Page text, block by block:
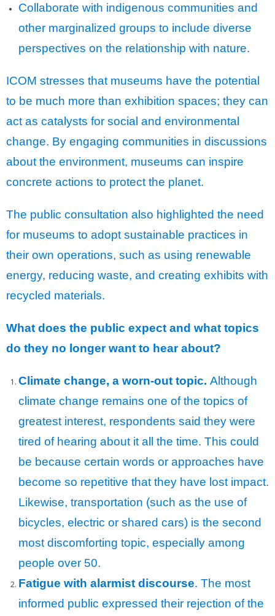
Collaborate with indigenous communities and
other marginalized groups to include diverse
perspectives on the relationship with nature.
ICOM stresses that museums have the potential
to be much more than exhibition spaces; they can
act as catalysts for social and environmental
change. By engaging communities in discussions
about the environment, museums can inspire
concrete actions to protect the planet.
The public consultation also highlighted the need
for museums to adopt sustainable practices in
their own operations, such as using renewable
energy, reducing waste, and creating exhibits with
recycled materials.
What does the public expect and what topics
do they no longer want to hear about?
Climate change, a worn-out topic. Although
climate change remains one of the topics of
greatest interest, respondents said they were
tired of hearing about it all the time. This could
be because certain words or approaches have
become so repetitive that they have lost impact.
Likewise, transportation (such as the use of
bicycles, electric or shared cars) is the second
most discomforting topic, especially among
people over 50.
Fatigue with alarmist discourse. The most
informed public expressed their rejection of the